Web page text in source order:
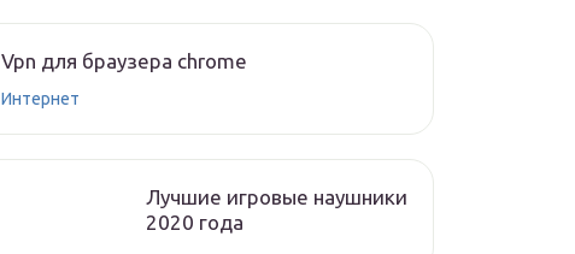
Vpn для браузера chrome
Интернет
Лучшие игровые наушники
2020 года